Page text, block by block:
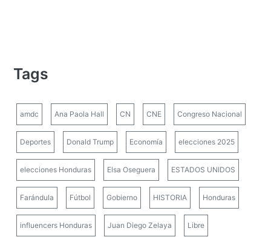
Tags
amdc Ana Paola Hall CN CNE Congreso Nacional
Deportes Donald Trump Economía elecciones 2025
elecciones Honduras Elsa Oseguera ESTADOS UNIDOS
Farándula Fútbol Gobierno HISTORIA Honduras
influencers Honduras Juan Diego Zelaya Libre